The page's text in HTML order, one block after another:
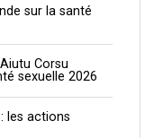
sur la santé
Corsu
sexuelle 2026
les actions